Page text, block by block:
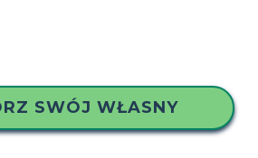
SWÓJ WŁASNY